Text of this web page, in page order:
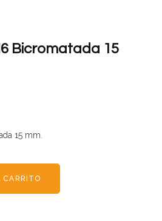
Bicromatada 15
15 mm.
CARRITO